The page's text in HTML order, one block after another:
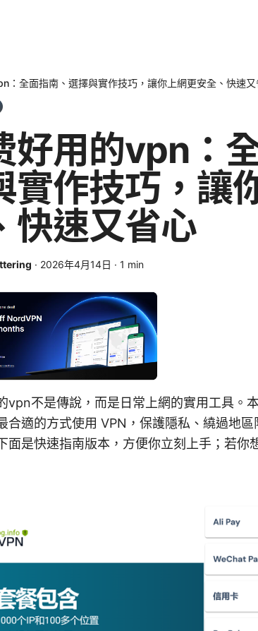
：全面指南、選擇與實作技巧，讓你上網更安全、快速又
好用的vpn：
實作技巧，讓
快速又省心
· 2026年4月14日 · 1 min
vpn不是傳說，而是日常上網的實用工具。
合適的方式使用 VPN，保護隱私、繞過地
面是快速指南版本，方便你立刻上手；若你